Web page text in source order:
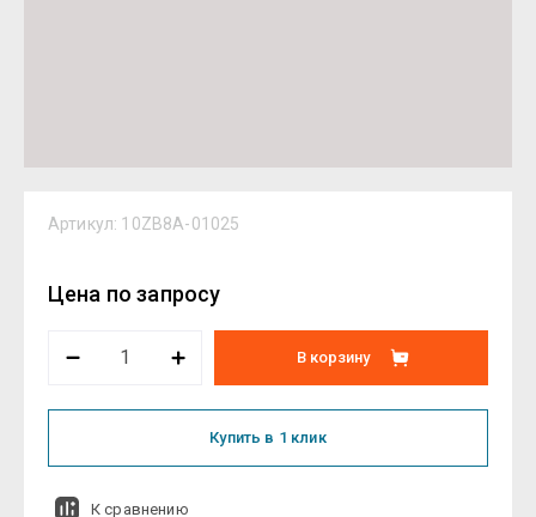
Артикул: 10ZB8A-01025
Цена по запросу
В корзину
Купить в 1 клик
К сравнению